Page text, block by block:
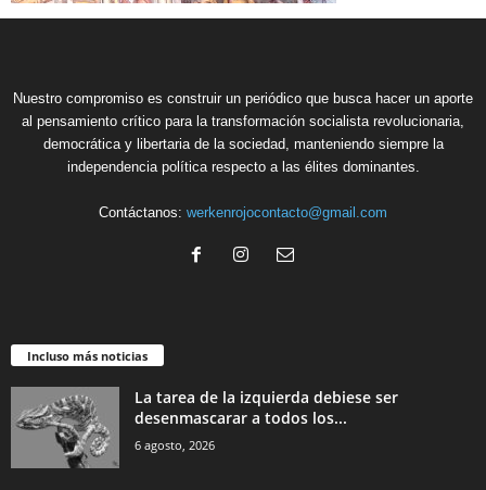
Nuestro compromiso es construir un periódico que busca hacer un aporte
al pensamiento crítico para la transformación socialista revolucionaria,
democrática y libertaria de la sociedad, manteniendo siempre la
independencia política respecto a las élites dominantes.
Contáctanos: werkenrojocontacto@gmail.com
Incluso más noticias
La tarea de la izquierda debiese ser
desenmascarar a todos los...
6 agosto, 2026